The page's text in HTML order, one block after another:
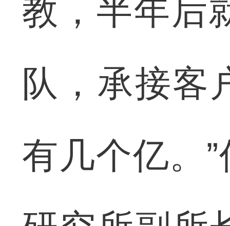
教，半年后
队，承接客
有几个亿。